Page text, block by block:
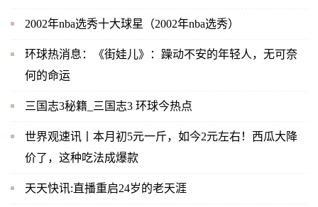
2002年nba选秀十大球星（2002年nba选秀）
环球热消息：《街娃儿》：躁动不安的年轻人，无可奈
何的命运
三国志3秘籍_三国志3 环球今热点
世界观速讯丨本月初5元一斤，如今2元左右！西瓜大降
价了，这种吃法成爆款
天天快讯:直播重启24岁的老天涯